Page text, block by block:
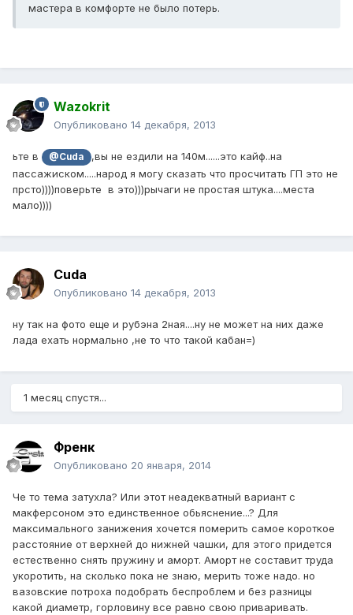
мастера в комфорте не было потерь.
Wazokrit
Опубликовано 14 декабря, 2013
ьте в @Cuda
,вы не ездили на 140м......это кайф..на
пассажиском.....народ я могу сказать что просчитать ГП это не
прсто))))поверьте в это)))рычаги не простая штука....места
мало))))
Cuda
Опубликовано 14 декабря, 2013
ну так на фото еще и рубэна 2ная....ну не может на них даже
лада ехать нормально ,не то что такой кабан=)
1 месяц спустя...
Френк
Опубликовано 20 января, 2014
Че то тема затухла? Или этот неадекватный вариант с
макферсоном это единственное обьяснение...? Для
максимального занижения хочется померить самое короткое
расстояние от верхней до нижней чашки, для этого придется
естественно снять пружину и аморт. Аморт не составит труда
укоротить, на сколько пока не знаю, мерить тоже надо. но
вазовские потроха подобрать беспроблем и без разницы
какой диаметр, горловину все равно свою приваривать.